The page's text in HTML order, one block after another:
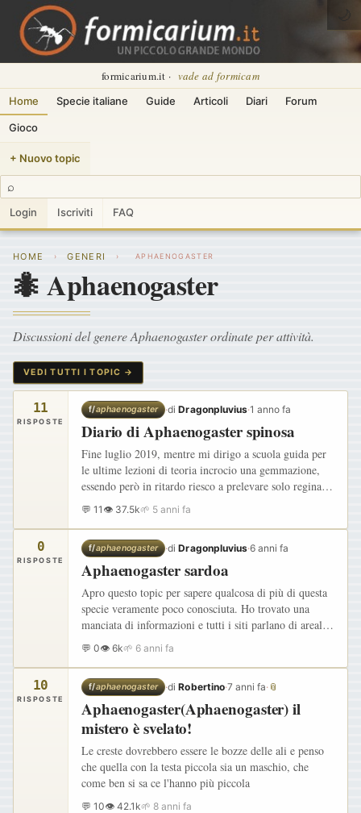
formicarium.it · vade ad formicam
Home Specie italiane Guide Articoli Diari Forum
Gioco
+ Nuovo topic
⌕
Login Iscriviti FAQ
🌙
HOME › GENERI › APHAENOGASTER
🐜 Aphaenogaster
Discussioni del genere Aphaenogaster ordinate per attività.
VEDI TUTTI I TOPIC →
11
RISPOSTE
f/aphaenogaster ·diDragonpluvius·1 anno fa
Diario di Aphaenogaster spinosa
Fine luglio 2019, mentre mi dirigo a scuola guida per
le ultime lezioni di teoria incrocio una gemmazione,
essendo però in ritardo riesco a prelevare solo regina e
un'operaia Dopo un giorno vengono deposte le prime
uova…
💬 11 👁 37.5k🌱 5 anni fa
0
RISPOSTE
f/aphaenogaster ·diDragonpluvius·6 anni fa
Aphaenogaster sardoa
Apro questo topic per sapere qualcosa di più di questa
specie veramente poco conosciuta. Ho trovato una
manciata di informazioni e tutti i siti parlano di areali
di distribuzione diversi. Credo sia anche cambiata la…
💬 0👁 6k🌱 6 anni fa
10
RISPOSTE
f/aphaenogaster ·diRobertino·7 anni fa·📎
Aphaenogaster(Aphaenogaster) il
mistero è svelato!
Le creste dovrebbero essere le bozze delle ali e penso
che quella con la testa piccola sia un maschio, che
come ben si sa ce l'hanno più piccola
💬 10👁 42.1k🌱 8 anni fa